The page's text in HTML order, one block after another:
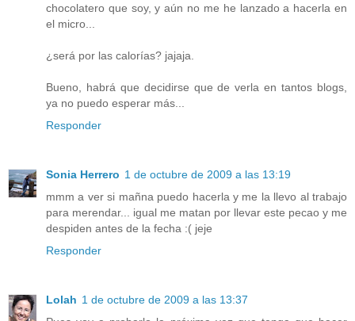
chocolatero que soy, y aún no me he lanzado a hacerla en
el micro...
¿será por las calorías? jajaja.
Bueno, habrá que decidirse que de verla en tantos blogs,
ya no puedo esperar más...
Responder
Sonia Herrero 1 de octubre de 2009 a las 13:19
mmm a ver si mañna puedo hacerla y me la llevo al trabajo
para merendar... igual me matan por llevar este pecao y me
despiden antes de la fecha :( jeje
Responder
Lolah 1 de octubre de 2009 a las 13:37